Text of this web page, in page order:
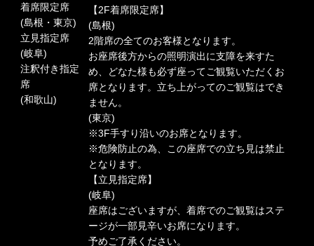
着席限定席
(島根・東京)
立見指定席
(岐阜)
注釈付き指定
席
(和歌山)
【2F着席限定席】
(島根)
2階席の全てのお客様となります。
お座席後方からの照明演出に支障を来すた
め、どなた様も必ず座ってご観覧いただくお
席となります。立ち上がってのご観覧はでき
ません。
(東京)
※3F手すり沿いのお席となります。
※危険防止の為、この座席での立ち見は禁止
となります。
【立見指定席】
(岐阜)
座席はございますが、着席でのご観覧はステ
ージが一部見辛いお席になります。
予めご了承ください。